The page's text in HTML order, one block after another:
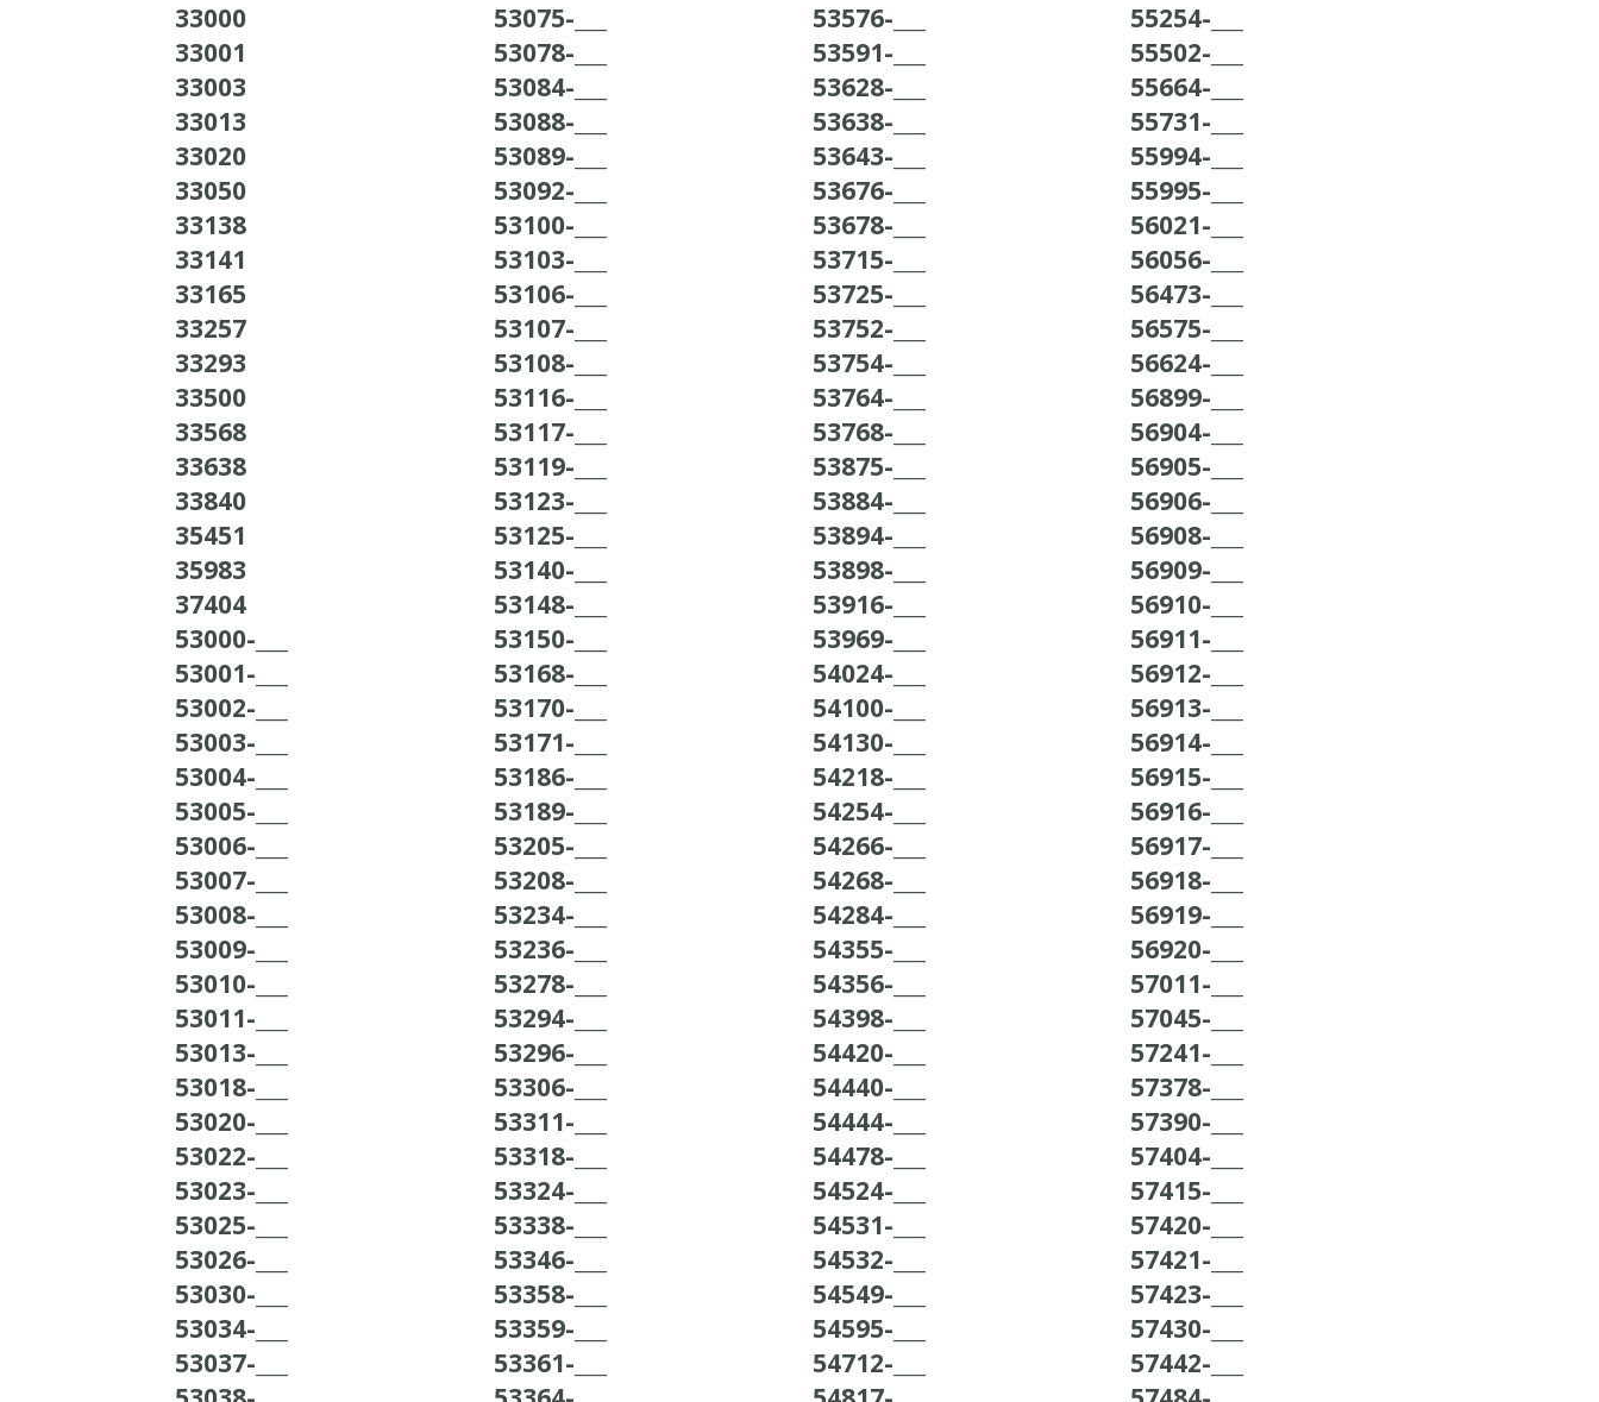
33000
33001
33003
33013
33020
33050
33138
33141
33165
33257
33293
33500
33568
33638
33840
35451
35983
37404
53000-___
53001-___
53002-___
53003-___
53004-___
53005-___
53006-___
53007-___
53008-___
53009-___
53010-___
53011-___
53013-___
53018-___
53020-___
53022-___
53023-___
53025-___
53026-___
53030-___
53034-___
53037-___
53075-___
53078-___
53084-___
53088-___
53089-___
53092-___
53100-___
53103-___
53106-___
53107-___
53108-___
53116-___
53117-___
53119-___
53123-___
53125-___
53140-___
53148-___
53150-___
53168-___
53170-___
53171-___
53186-___
53189-___
53205-___
53208-___
53234-___
53236-___
53278-___
53294-___
53296-___
53306-___
53311-___
53318-___
53324-___
53338-___
53346-___
53358-___
53359-___
53361-___
53576-___
53591-___
53628-___
53638-___
53643-___
53676-___
53678-___
53715-___
53725-___
53752-___
53754-___
53764-___
53768-___
53875-___
53884-___
53894-___
53898-___
53916-___
53969-___
54024-___
54100-___
54130-___
54218-___
54254-___
54266-___
54268-___
54284-___
54355-___
54356-___
54398-___
54420-___
54440-___
54444-___
54478-___
54524-___
54531-___
54532-___
54549-___
54595-___
54712-___
55254-___
55502-___
55664-___
55731-___
55994-___
55995-___
56021-___
56056-___
56473-___
56575-___
56624-___
56899-___
56904-___
56905-___
56906-___
56908-___
56909-___
56910-___
56911-___
56912-___
56913-___
56914-___
56915-___
56916-___
56917-___
56918-___
56919-___
56920-___
57011-___
57045-___
57241-___
57378-___
57390-___
57404-___
57415-___
57420-___
57421-___
57423-___
57430-___
57442-___